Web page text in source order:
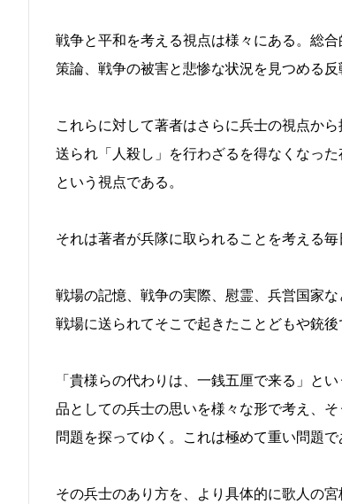
戦争と平和を考える視点は様々にある。総
策論、戦争の被害と悲惨な状況を見つめる
これらに対して著者はさらに兵士の視点か
送られ「人殺し」を行わざるを得なくなっ
という視点である。
それは著者が兵隊に取られることを考える
戦場の記憶、戦争の実際、慰霊、兵営国家
戦場に送られてそこで起きたことどもや銃
「貴様らの代わりは、一銭五厘で来る」と
品としての兵士の思いを様々な形で考え、
問題を探ってゆく。これは極めて重い問題で
その兵士のあり方を、より具体的に歌人の